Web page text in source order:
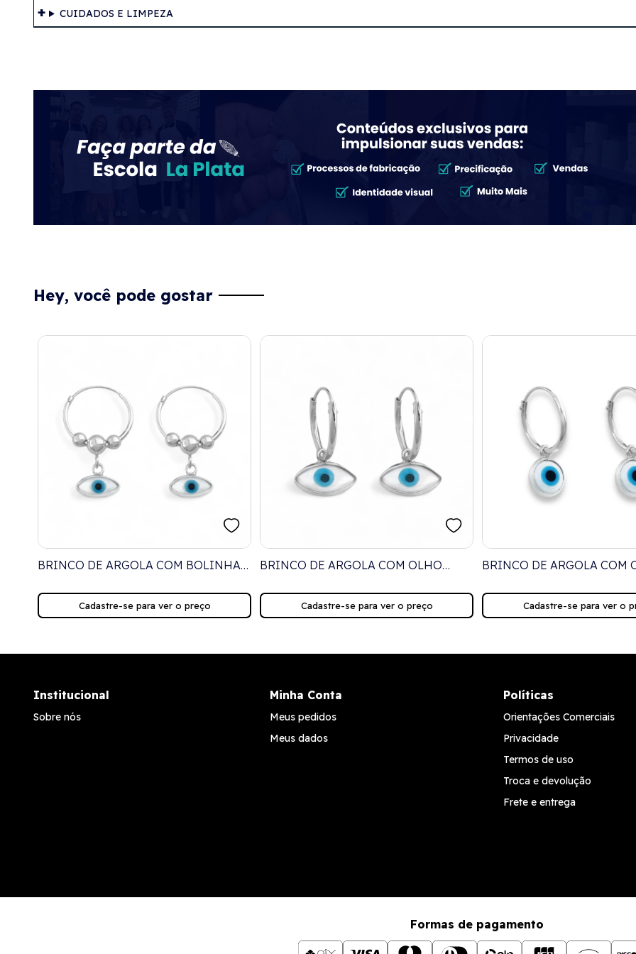
CUIDADOS E LIMPEZA
Hey, você pode gostar
BRINCO DE ARGOLA COM BOLINHAS
NAVETE EM MADREPÉROLA
Cadastre-se para ver o preço
BRINCO DE ARGOLA COM OLHO
Cadastre-se para ver o preço
BRINCO DE ARGOLA COM
Cadastre-se para ver o
Institucional
Sobre nós
Minha Conta
Meus pedidos
Meus dados
Políticas
Orientações Comerciais
Privacidade
Termos de uso
Troca e devolução
Frete e entrega
Formas de pagamento